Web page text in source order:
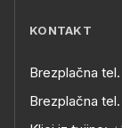
KONTAKT
Brezplačna
Brezplačna